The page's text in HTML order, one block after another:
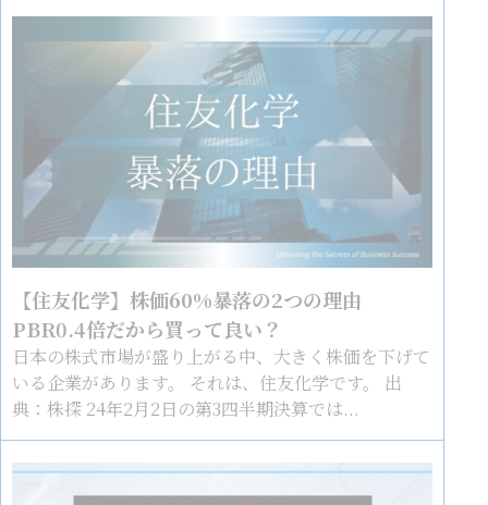
【住友化学】株価60%暴落の2つの理由
PBR0.4倍だから買って良い？
日本の株式市場が盛り上がる中、大きく株価を下げて
いる企業があります。 それは、住友化学です。 出
典：株探 24年2月2日の第3四半期決算では...